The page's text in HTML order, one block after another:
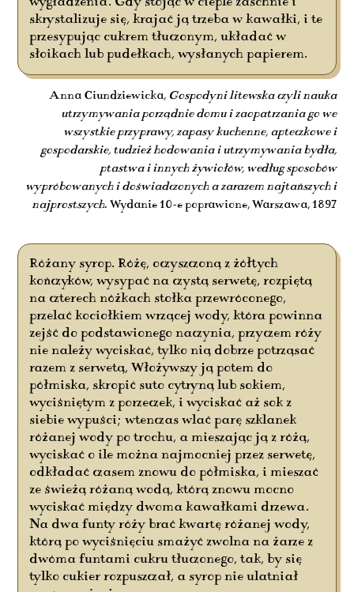
wygładzenia. Gdy stojąc w cieple zaschnie i
skrystalizuje się, krajać ją trzeba w kawałki, i te
przesypując cukrem tłuczonym, układać w
słoikach lub pudełkach, wysłanych papierem.
Anna Ciundziewicka, Gospodyni litewska czyli nauka
utrzymywania porządnie domu i zaopatrzania go we
wszystkie przyprawy, zapasy kuchenne, apteczkowe i
gospodarskie, tudzież hodowania i utrzymywania bydła,
ptastwa i innych żywiołów, według sposobów
wypróbowanych i doświadczonych a zarazem najtańszych i
najprostszych. Wydanie 10-e poprawione, Warszawa, 1897
Różany syrop. Różę, oczyszczoną z żółtych
kończyków, wysypać na czystą serwetę, rozpiętą
na czterech nóżkach stołka przewróconego,
przelać kociołkiem wrzącej wody, która powinna
zejść do podstawionego naczynia, przyczem róży
nie należy wyciskać, tylko nią dobrze potrząsać
razem z serwetą, Włożywszy ją potem do
półmiska, skropić suto cytryną lub sokiem,
wyciśniętym z porzeczek, i wyciskać aż sok z
siebie wypuści; wtenczas wlać parę szklanek
różanej wody po trochu, a mieszając ją z różą,
wyciskać o ile można najmocniej przez serwetę,
odkładać czasem znowu do półmiska, i mieszać
ze świeżą różaną wodą, którą znowu mocno
wyciskać między dwoma kawałkami drzewa.
Na dwa funty róży brać kwartę różanej wody,
którą po wyciśnięciu smażyć zwolna na żarze z
dwóma funtami cukru tłuczonego, tak, by się
tylko cukier rozpuszczał, a syrop nie ulatniał